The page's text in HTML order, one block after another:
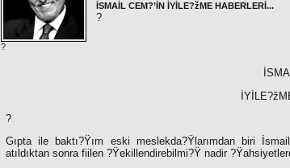
İSMAİL CEM?’İN İYİLE?žME HABERLERİ...
?
?
?
Gıpta ile baktı?Ÿım eski meslekda?Ÿlarımdan biri
atıldıktan sonra fiilen ?Ÿekillendirebilmi?Ÿ nadir